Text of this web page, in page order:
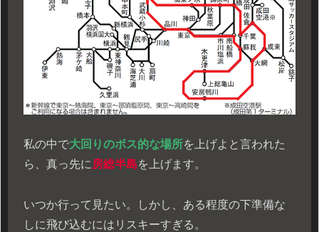
私の中で大回りのボス的な場所を上げよと言われた
ら、真っ先に 房総半島を上げます。
いつか行って見たい。しかし、ある程度の下準備な
しに飛び込むにはリスキーすぎる。